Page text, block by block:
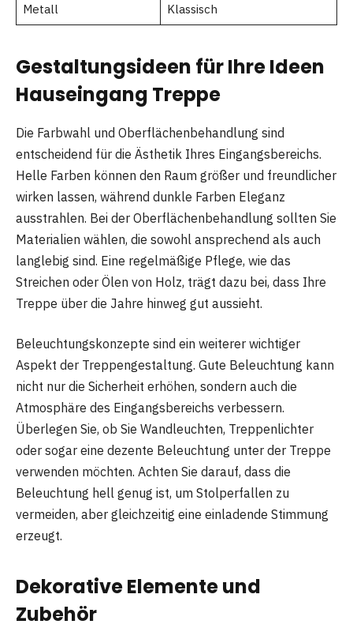
Metall Klassisch
Gestaltungsideen für Ihre Ideen
Hauseingang Treppe
Die Farbwahl und Oberflächenbehandlung sind
entscheidend für die Ästhetik Ihres Eingangsbereichs.
Helle Farben können den Raum größer und freundlicher
wirken lassen, während dunkle Farben Eleganz
ausstrahlen. Bei der Oberflächenbehandlung sollten Sie
Materialien wählen, die sowohl ansprechend als auch
langlebig sind. Eine regelmäßige Pflege, wie das
Streichen oder Ölen von Holz, trägt dazu bei, dass Ihre
Treppe über die Jahre hinweg gut aussieht.
Beleuchtungskonzepte sind ein weiterer wichtiger
Aspekt der Treppengestaltung. Gute Beleuchtung kann
nicht nur die Sicherheit erhöhen, sondern auch die
Atmosphäre des Eingangsbereichs verbessern.
Überlegen Sie, ob Sie Wandleuchten, Treppenlichter
oder sogar eine dezente Beleuchtung unter der Treppe
verwenden möchten. Achten Sie darauf, dass die
Beleuchtung hell genug ist, um Stolperfallen zu
vermeiden, aber gleichzeitig eine einladende Stimmung
erzeugt.
Dekorative Elemente und
Zubehör